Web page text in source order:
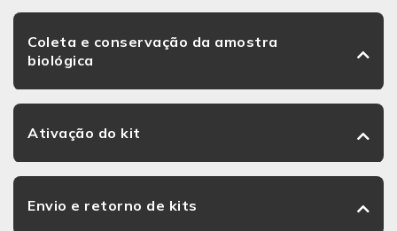
Coleta e conservação da amostra
biológica
Ativação do kit
Envio e retorno de kits